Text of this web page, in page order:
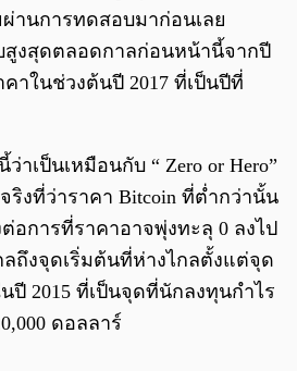
านการทดสอบมาก่อนเลย
สูงสุดตลอดกาลก่อนหน้านี้จากปี
าในช่วงต้นปี 2017 ที่เป็นปีที่
าเป็นเหมือนกับ “ Zero or Hero”
ริงที่ว่าราคา Bitcoin ที่ต่ำกว่านั้น
อการที่ราคาอาจพุ่งทะลุ 0 ลงไป
ถึงจุดเริ่มต้นที่ห่างไกลตั้งแต่จุด
ปี 2015 ที่เป็นจุดที่นักลงทุนกำไร
ดอลลาร์